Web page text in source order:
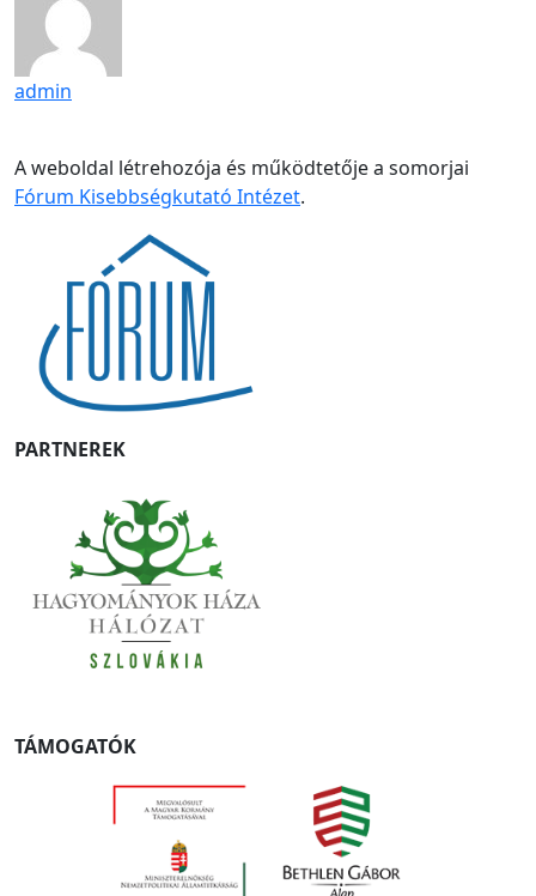
admin
A weboldal létrehozója és működtetője a somorjai
Fórum Kisebbségkutató Intézet.
PARTNEREK
TÁMOGATÓK